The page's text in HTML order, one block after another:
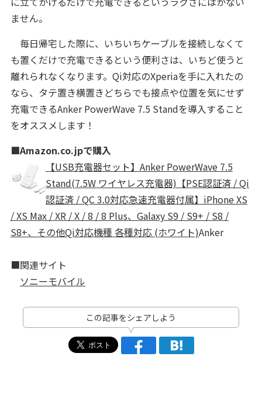
ません。
毎日帰宅した際に、いちいちケーブルを接続しなくて
も置くだけで充電できるという便利さは、いちど使うと
離れられなくなります。Qi対応のXperiaを手に入れたの
なら、タテ置き横置きどちらでも接点や位置を気にせず
充電できるAnker PowerWave 7.5 Standを導入すること
をオススメします！
■Amazon.co.jpで購入
【USB充電器セット】Anker PowerWave 7.5
Stand(7.5W ワイヤレス充電器)【PSE認証済 / Qi
認証済 / QC 3.0対応急速充電器付属】iPhone XS
/ XS Max / XR / X / 8 / 8 Plus、Galaxy S9 / S9+ / S8 /
S8+、その他Qi対応機種 各種対応 (ホワイト)Anker
■関連サイト
ソニーモバイル
この記事をシェアしよう